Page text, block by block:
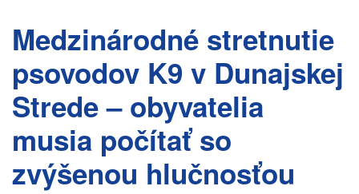
Medzinárodné stretnutie
psovodov K9 v Dunajskej
Strede – obyvatelia
musia počítať so
zvýšenou hlučnosťou